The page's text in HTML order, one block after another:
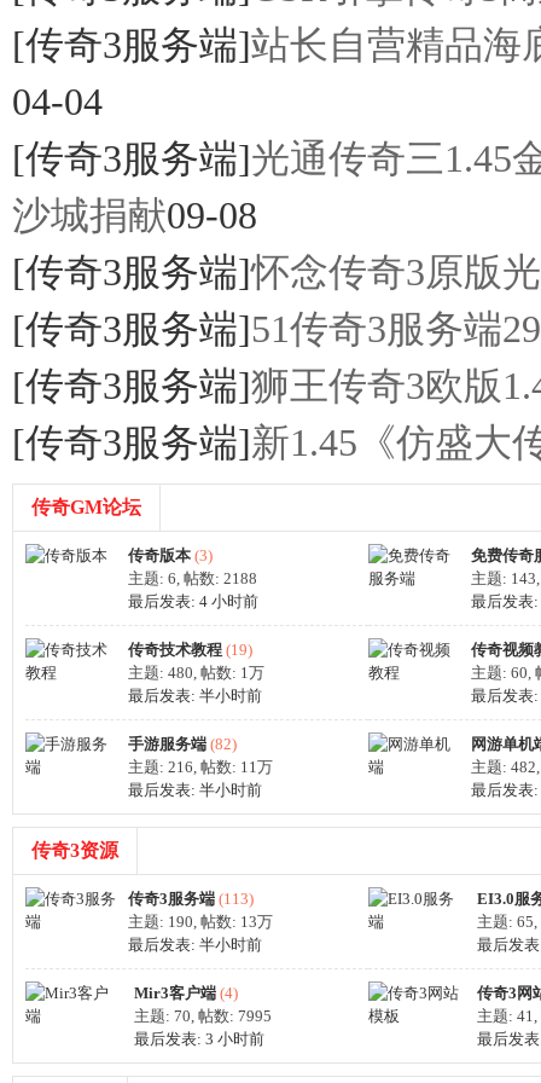
龙,
M
论
[传奇3服务端]站长自营精品海
04-04
[传奇3服务端]光通传奇三1.45
沙城捐献09-08
[传奇3服务端]怀念传奇3原版
[传奇3服务端]51传奇3服务端
[传奇3服务端]狮王传奇3欧版
[传奇3服务端]新1.45《仿盛大
传奇GM论坛
传奇版本 (3)
主题: 6, 帖数: 2188
最后发表: 4 小时前
免费传奇
主题: 143
最后发表:
传奇技术教程 (19)
主题: 480, 帖数: 1万
最后发表: 半小时前
传奇视频
主题: 60,
最后发表:
手游服务端 (82)
主题: 216, 帖数: 11万
最后发表: 半小时前
网游单机
主题: 482
最后发表:
传奇3资源
传奇3服务端 (113)
主题: 190, 帖数: 13万
最后发表: 半小时前
EI3.0服
主题: 65,
最后发
Mir3客户端 (4)
主题: 70, 帖数: 7995
最后发表: 3 小时前
传奇3网
主题: 41,
最后发